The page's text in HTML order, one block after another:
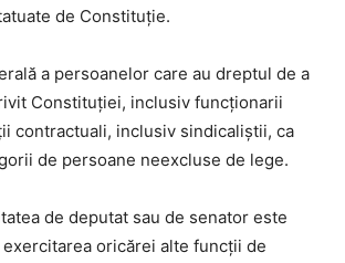
de Constituție.
a persoanelor care au dreptul de a
Constituției, inclusiv funcționarii
contractuali, inclusiv sindicaliștii, ca
de persoane neexcluse de lege.
de deputat sau de senator este
oricărei alte funcţii de